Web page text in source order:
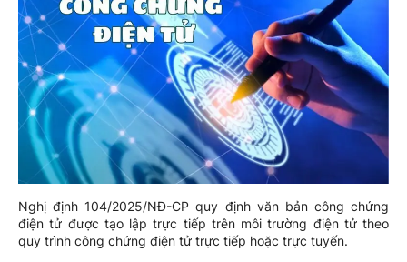
Nghị định 104/2025/NĐ-CP quy định văn bản công chứng
điện tử được tạo lập trực tiếp trên môi trường điện tử theo
quy trình công chứng điện tử trực tiếp hoặc trực tuyến.